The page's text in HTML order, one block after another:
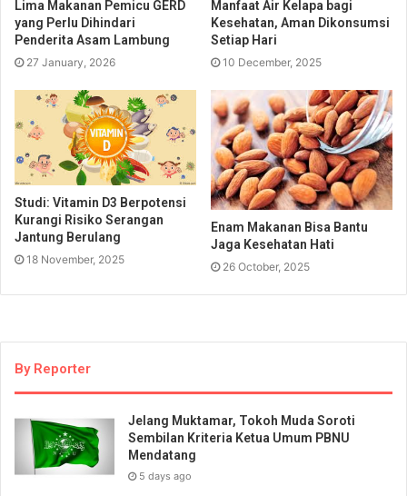
Lima Makanan Pemicu GERD
yang Perlu Dihindari
Penderita Asam Lambung
27 January, 2026
Manfaat Air Kelapa bagi
Kesehatan, Aman Dikonsumsi
Setiap Hari
10 December, 2025
Studi: Vitamin D3 Berpotensi
Kurangi Risiko Serangan
Jantung Berulang
18 November, 2025
Enam Makanan Bisa Bantu
Jaga Kesehatan Hati
26 October, 2025
By Reporter
Jelang Muktamar, Tokoh Muda Soroti
Sembilan Kriteria Ketua Umum PBNU
Mendatang
5 days ago